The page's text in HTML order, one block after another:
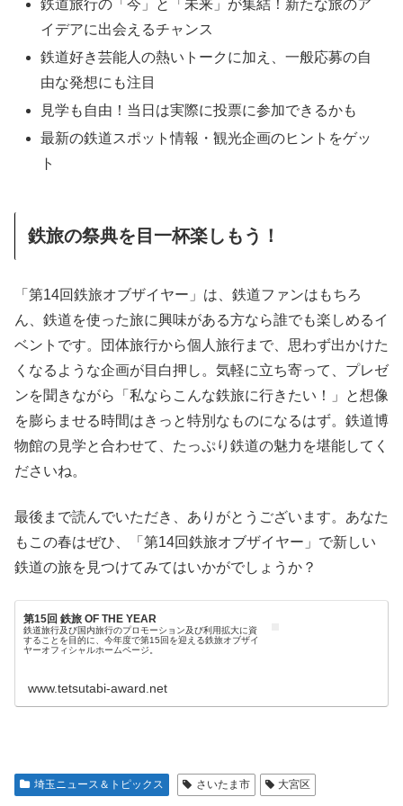
鉄道旅行の「今」と「未来」が集結！新たな旅のア
イデアに出会えるチャンス
鉄道好き芸能人の熱いトークに加え、一般応募の自
由な発想にも注目
見学も自由！当日は実際に投票に参加できるかも
最新の鉄道スポット情報・観光企画のヒントをゲッ
ト
鉄旅の祭典を目一杯楽しもう！
「第14回鉄旅オブザイヤー」は、鉄道ファンはもちろ
ん、鉄道を使った旅に興味がある方なら誰でも楽しめるイ
ベントです。団体旅行から個人旅行まで、思わず出かけた
くなるような企画が目白押し。気軽に立ち寄って、プレゼ
ンを聞きながら「私ならこんな鉄旅に行きたい！」と想像
を膨らませる時間はきっと特別なものになるはず。鉄道博
物館の見学と合わせて、たっぷり鉄道の魅力を堪能してく
ださいね。
最後まで読んでいただき、ありがとうございます。あなた
もこの春はぜひ、「第14回鉄旅オブザイヤー」で新しい
鉄道の旅を見つけてみてはいかがでしょうか？
第15回 鉄旅 OF THE YEAR
鉄道旅行及び国内旅行のプロモーション及び利用拡大に資
することを目的に、今年度で第15回を迎える鉄旅オブザイ
ヤーオフィシャルホームページ。
www.tetsutabi-award.net
埼玉ニュース＆トピックス さいたま市 大宮区